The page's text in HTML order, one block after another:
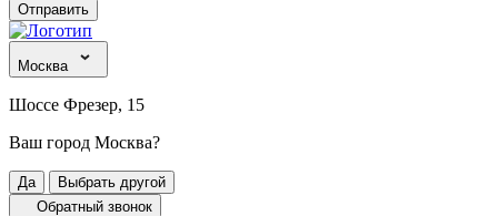
Отправить
Москва
Шоссе Фрезер, 15
Ваш город Москва?
Да
Выбрать другой
Обратный звонок